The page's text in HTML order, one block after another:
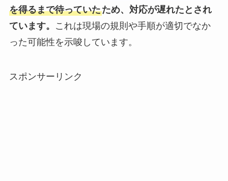
を得るまで待っていたため、対応が遅れたとされ
ています。
これは現場の規則や手順が適切でなか
った可能性を示唆しています。
スポンサーリンク